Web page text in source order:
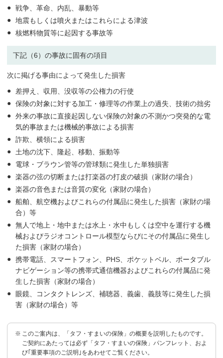
戦争、革命、内乱、暴動等
地震もしくは噴火またはこれらによる津波
核燃料物質等に起因する事故等
下記（6）の事故に固有の項目
次に掲げる事由によって発生した損害
差押え、収用、没収等の公権力の行使
保険の対象に対する加工・修理等の作業上の過失、技術の拙劣
外来の事故に直接起因しない保険の対象の不測かつ突発的な電
気的事故または機械的事故による損害
詐欺、横領による損害
土地の沈下、隆起、移動、振動等
電球・ブラウン管等の管球類に発生した単独損害
楽器の弦の切断または打楽器の打皮の破損（家財の場合）
楽器の音色または音質の変化（家財の場合）
船舶、航空機およびこれらの付属品に発生した損害（家財の場
合）等
無人で地上・地中または水上・水中もしくは空中を運行する機
械およびラジオコントロール模型ならびにその付属品に発生し
た損害（家財の場合）
携帯電話、スマートフォン、PHS、ポケットベル、ポータブル
ナビゲーション等の携帯式通信機器およびこれらの付属品に発
生した損害（家財の場合）
眼鏡、コンタクトレンズ、補聴器、義歯、義肢等に発生した損
害（家財の場合）等
このご案内は、「タフ・すまいの保険」の概要を説明したものです。
ご契約にあたっては必ず「タフ・すまいの保険」パンフレット、およ
び｢重要事項のご説明｣をあわせてご覧ください。